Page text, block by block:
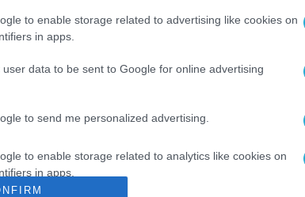
to enable storage related to advertising like cookies on
in apps.
data to be sent to Google for online advertising
to send me personalized advertising.
to enable storage related to analytics like cookies on
in apps.